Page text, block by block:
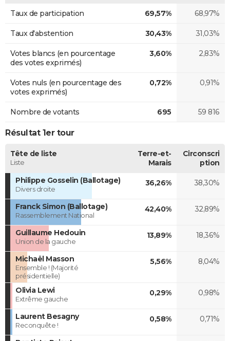
Taux de participation 69,57% 68,97%
Taux d'abstention 30,43% 31,03%
Votes blancs (en pourcentage
des votes exprimés)
3,60% 2,83%
Votes nuls (en pourcentage des
votes exprimés)
0,72% 0,91%
Nombre de votants 695 59 816
Résultat 1er tour
Tête de liste
Liste
Terre-et-
Marais
Circonscri
ption
Philippe Gosselin (Ballotage)
Divers droite
36,26% 38,30%
Franck Simon (Ballotage)
Rassemblement National
42,40% 32,89%
Guillaume Hedouin
Union de la gauche
13,89% 18,36%
Michaël Masson
Ensemble ! (Majorité
présidentielle)
5,56% 8,04%
Olivia Lewi
Extrême gauche
0,29% 0,98%
Laurent Besagny
Reconquête !
0,58% 0,71%